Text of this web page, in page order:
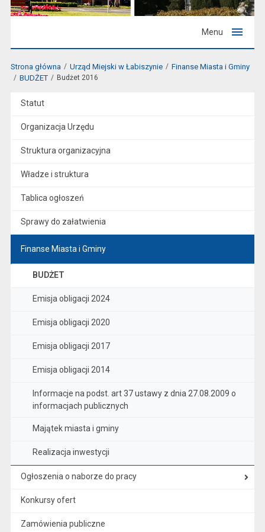
Menu
Strona główna Urząd Miejski w Łabiszynie
Finanse Miasta i Gminy
BUDŻET
Budżet 2016
Statut
Organizacja Urzędu
Struktura organizacyjna
Władze i struktura
Tablica ogłoszeń
Sprawy do załatwienia
Finanse Miasta i Gminy
BUDŻET
Emisja obligacji 2024
Emisja obligacji 2020
Emisja obligacji 2017
Emisja obligacji 2014
Informacje na podst. art 37 ustawy z dnia 27.08.2009 o
informacjach publicznych
Majątek miasta i gminy
Realizacja inwestycji
Ogłoszenia o naborze do pracy
Konkursy ofert
Zamówienia publiczne